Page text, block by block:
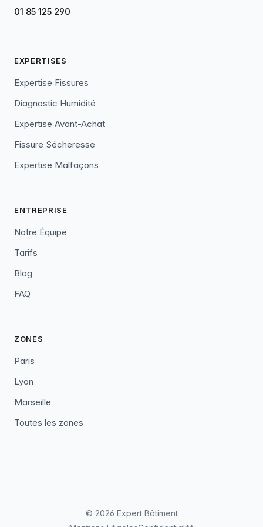
01 85 125 290
EXPERTISES
Expertise Fissures
Diagnostic Humidité
Expertise Avant-Achat
Fissure Sécheresse
Expertise Malfaçons
ENTREPRISE
Notre Équipe
Tarifs
Blog
FAQ
ZONES
Paris
Lyon
Marseille
Toutes les zones
© 2026 Expert Bâtiment